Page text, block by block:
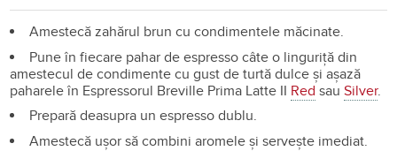
Amestecă zahărul brun cu condimentele măcinate.
Pune în fiecare pahar de espresso câte o linguriță din
amestecul de condimente cu gust de turtă dulce și așază
paharele în Espressorul Breville Prima Latte II Red sauSilver.
Prepară deasupra un espresso dublu.
Amestecă ușor să combini aromele și servește imediat.